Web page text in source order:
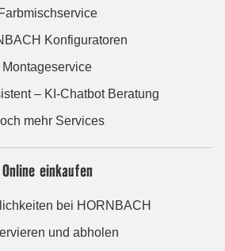
Farbmischservice
Konfiguratoren
Montageservice
– KI-Chatbot Beratung
mehr Services
Online einkaufen
bei HORNBACH
und abholen